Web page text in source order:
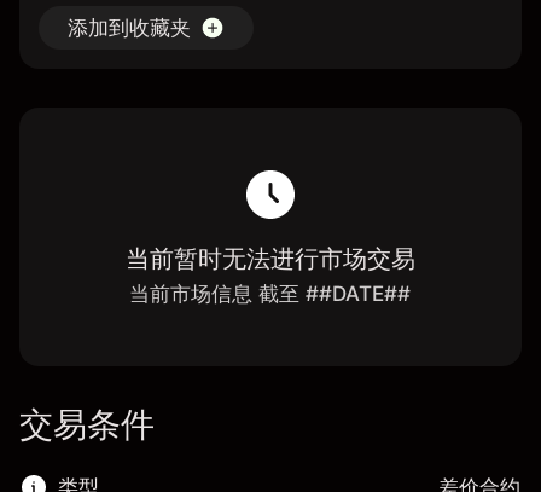
添加到收藏夹
当前暂时无法进行市场交易
当前市场信息 截至 ##DATE##
交易条件
类型 差价合约